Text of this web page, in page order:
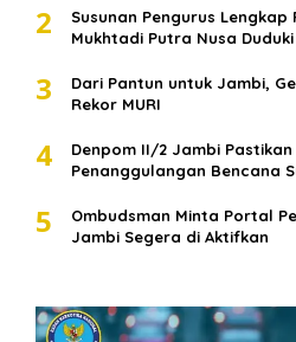
2
Susunan Pengurus Lengkap
Mukhtadi Putra Nusa
3
Dari Pantun untuk Jambi,
Rekor MURI
4
Denpom II/2 Jambi
Penanggulangan Bencana
5
Ombudsman Minta Portal
Jambi Segera di Aktifkan